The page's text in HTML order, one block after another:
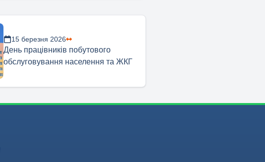
15 березня 2026
День працівників побутового
обслуговування населення та ЖКГ